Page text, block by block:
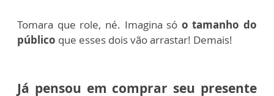
Tomara que role, né. Imagina só o tamanho do
público que esses dois vão arrastar! Demais!
Já pensou em comprar seu presente